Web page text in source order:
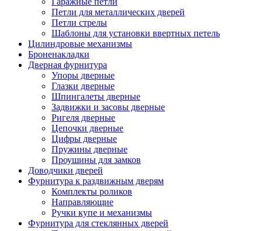
Петли для металлических дверей
Петли стрелы
Шаблоны для установки ввертных петель
Цилиндровые механизмы
Броненакладки
Дверная фурнитура
Упоры дверные
Глазки дверные
Шпингалеты дверные
Задвижки и засовы дверные
Ригеля дверные
Цепочки дверные
Цифры дверные
Пружины дверные
Проушины для замков
Доводчики дверей
Фурнитура к раздвижным дверям
Комплекты роликов
Направляющие
Ручки купе и механизмы
Фурнитура для стеклянных дверей